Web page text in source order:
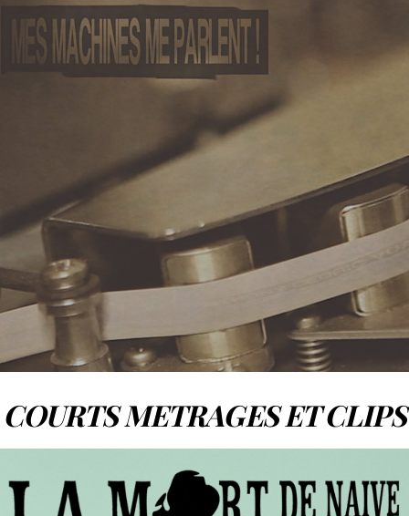
COURTS METRAGES ET CLIPS